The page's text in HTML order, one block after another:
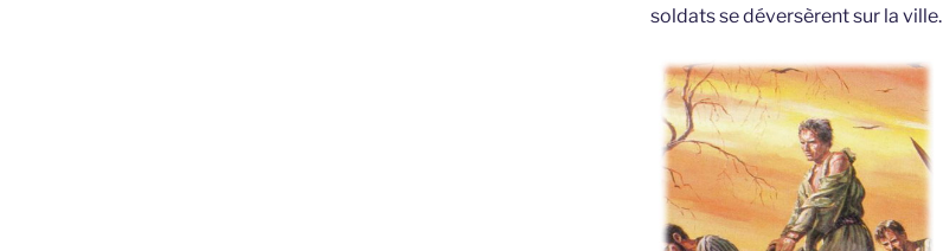
soldats se déversèrent sur la ville.